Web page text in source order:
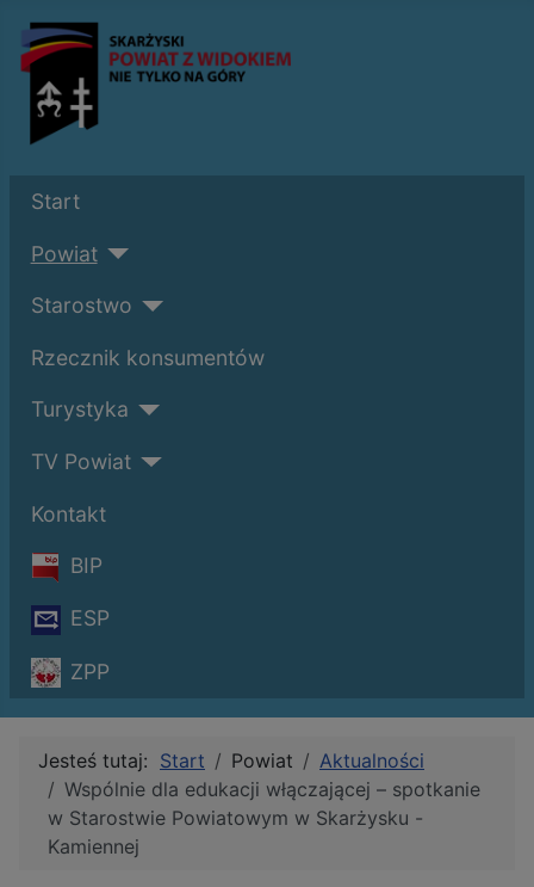
Start
Powiat
Starostwo
Rzecznik konsumentów
Turystyka
TV Powiat
Kontakt
BIP
ESP
ZPP
Jesteś tutaj: Start Powiat
Aktualności
Wspólnie dla edukacji włączającej – spotkanie
w Starostwie Powiatowym w Skarżysku -
Kamiennej